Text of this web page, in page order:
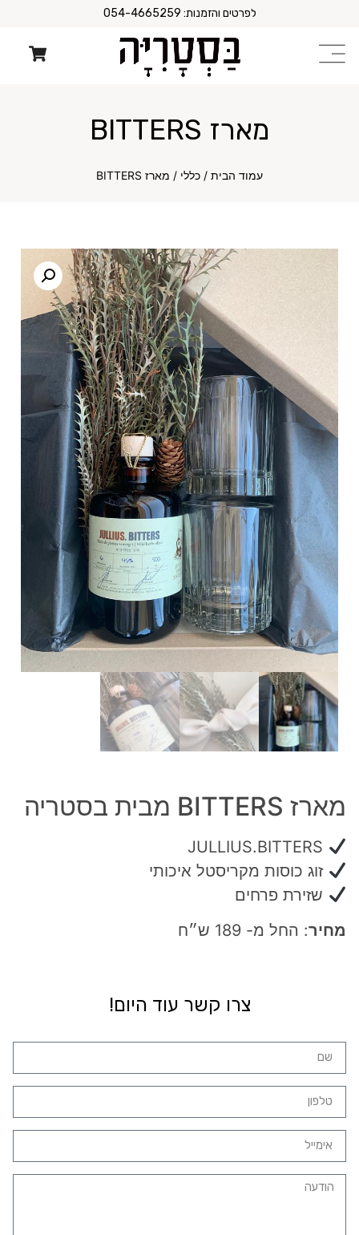
לפרטים והזמנות: 054-4665259
מארז BITTERS
עמוד הבית / כללי / מארז BITTERS
מארז BITTERS מבית בסטריה
זוג כוסות מקריסטל איכותי
שזירת פרחים
מחיר: החל מ- 189 ש״ח
צרו קשר עוד היום!